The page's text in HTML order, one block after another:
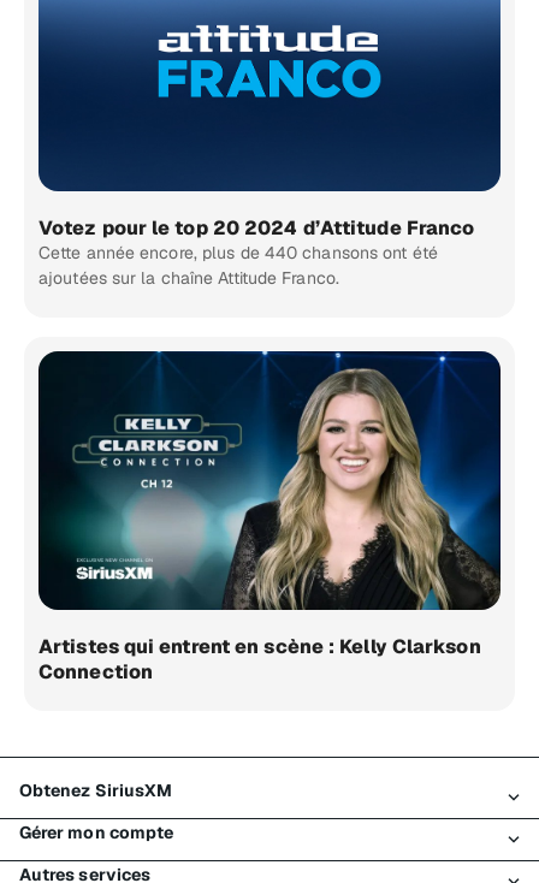
Votez pour le top 20 2024 d’Attitude Franco
Cette année encore, plus de 440 chansons ont été
ajoutées sur la chaîne Attitude Franco.
Artistes qui entrent en scène : Kelly Clarkson
Connection
Obtenez SiriusXM
Tous les forfaits
Gérer mon compte
Autres services